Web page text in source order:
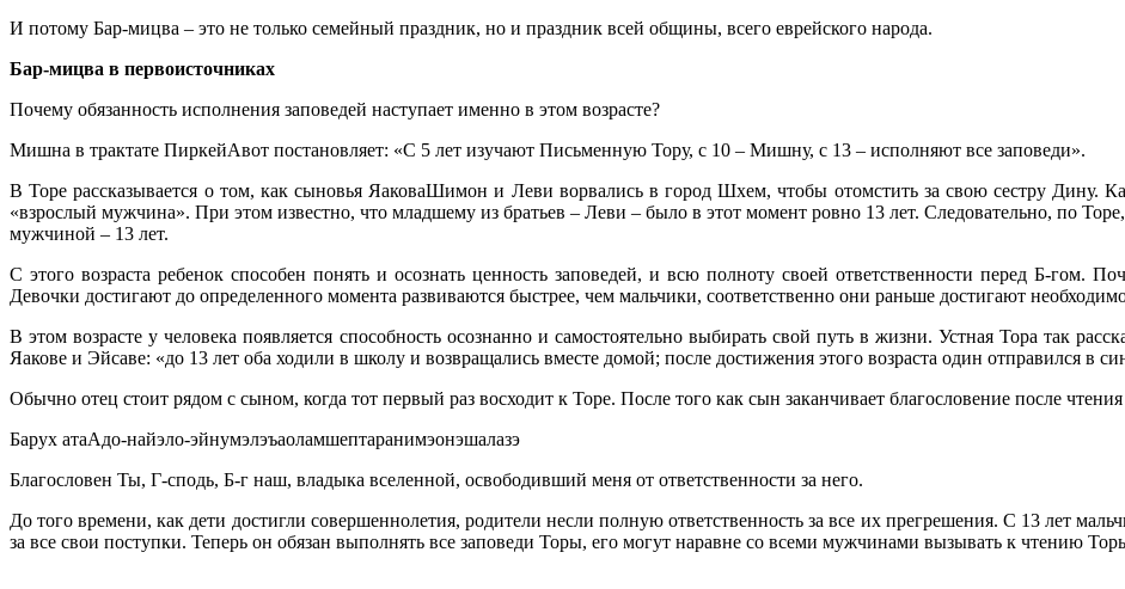
И потому Бар-мицва – это не только семейный праздник, но и праздник всей общины, всего еврейского народа.
Бар-мицва в первоисточниках
Почему обязанность исполнения заповедей наступает именно в этом возрасте?
Мишна в трактате ПиркейАвот постановляет: «С 5 лет изучают Письменную Тору, с 10 – Мишну, с 13 – исполняют все заповеди».
В Торе рассказывается о том, как сыновья ЯаковаШимон и Леви ворвались в город Шхем, чтобы отомстить за свою сестру Дину.
«взрослый мужчина». При этом известно, что младшему из братьев – Леви – было в этот момент ровно 13 лет. Следовательно, по
мужчиной – 13 лет.
С этого возраста ребенок способен понять и осознать ценность заповедей, и всю полноту своей ответственности перед Б-гом.
Девочки достигают до определенного момента развиваются быстрее, чем мальчики, соответственно они раньше достигают
В этом возрасте у человека появляется способность осознанно и самостоятельно выбирать свой путь в жизни. Устная Тора так
Яакове и Эйсаве: «до 13 лет оба ходили в школу и возвращались вместе домой; после достижения этого возраста один отправился в
Обычно отец стоит рядом с сыном, когда тот первый раз восходит к Торе. После того как сын заканчивает благословение после
Барух атаАдо-найэло-эйнумэлэъаоламшептаранимэонэшалазэ
Благословен Ты, Г-сподь, Б-г наш, владыка вселенной, освободивший меня от ответственности за него.
До того времени, как дети достигли совершеннолетия, родители несли полную ответственность за все их прегрешения. С 13 лет
за все свои поступки. Теперь он обязан выполнять все заповеди Торы, его могут наравне со всеми мужчинами вызывать к чтению